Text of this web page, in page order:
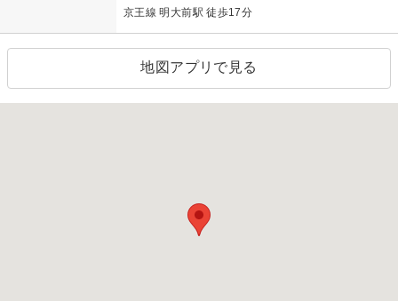
京王線 明大前駅 徒歩17分
地図アプリで見る